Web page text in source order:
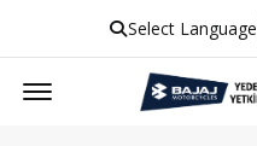
Select Language